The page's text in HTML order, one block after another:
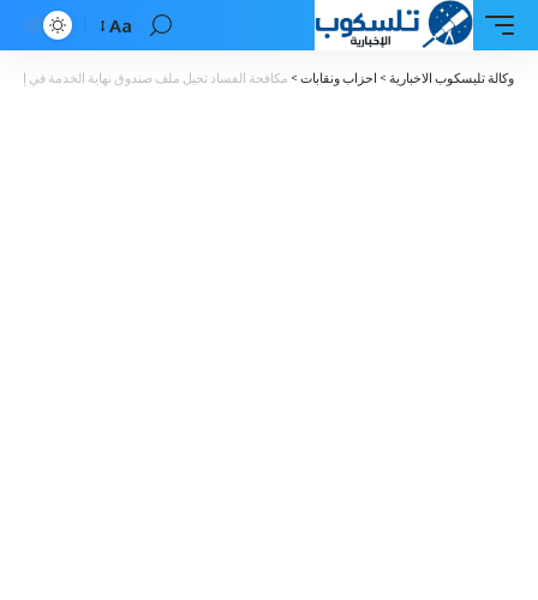
Font
Resizer
Aa
وكالة تليسكوب الاخبارية > احزاب ونقابات > مكافحة الفساد تحيل ملف صندوق نهاية الخدمة في إحدى